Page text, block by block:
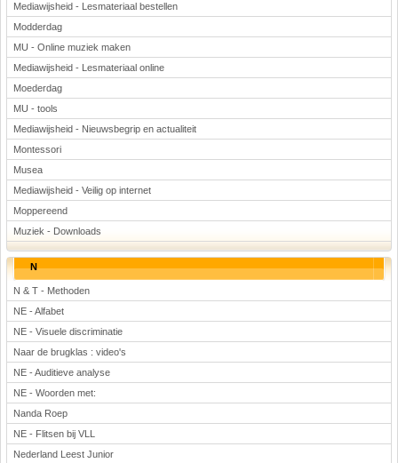
Mediawijsheid - Lesmateriaal bestellen
Modderdag
MU - Online muziek maken
Mediawijsheid - Lesmateriaal online
Moederdag
MU - tools
Mediawijsheid - Nieuwsbegrip en actualiteit
Montessori
Musea
Mediawijsheid - Veilig op internet
Moppereend
Muziek - Downloads
N
N & T - Methoden
NE - Alfabet
NE - Visuele discriminatie
Naar de brugklas : video's
NE - Auditieve analyse
NE - Woorden met:
Nanda Roep
NE - Flitsen bij VLL
Nederland Leest Junior